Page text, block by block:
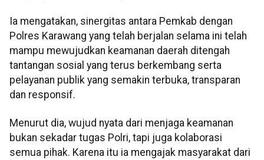
Ia mengatakan, sinergitas antara Pemkab dengan
Polres Karawang yang telah berjalan selama ini telah
mampu mewujudkan keamanan daerah ditengah
tantangan sosial yang terus berkembang serta
pelayanan publik yang semakin terbuka, transparan
dan responsif.
Menurut dia, wujud nyata dari menjaga keamanan
bukan sekadar tugas Polri, tapi juga kolaborasi
semua pihak. Karena itu ia mengajak masyarakat dari